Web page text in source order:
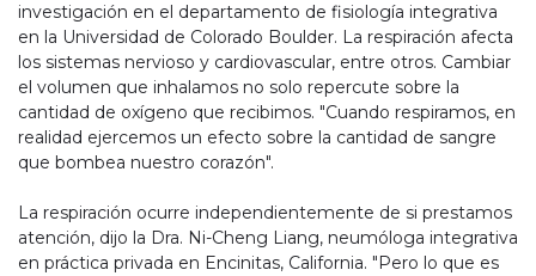
investigación en el departamento de fisiología integrativa
en la Universidad de Colorado Boulder. La respiración afecta
los sistemas nervioso y cardiovascular, entre otros. Cambiar
el volumen que inhalamos no solo repercute sobre la
cantidad de oxígeno que recibimos. "Cuando respiramos, en
realidad ejercemos un efecto sobre la cantidad de sangre
que bombea nuestro corazón".
La respiración ocurre independientemente de si prestamos
atención, dijo la Dra. Ni-Cheng Liang, neumóloga integrativa
en práctica privada en Encinitas, California. "Pero lo que es